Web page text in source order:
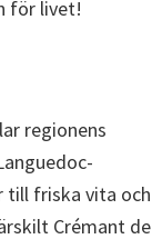
för livet!
regionens
till friska vita och
Crémant de